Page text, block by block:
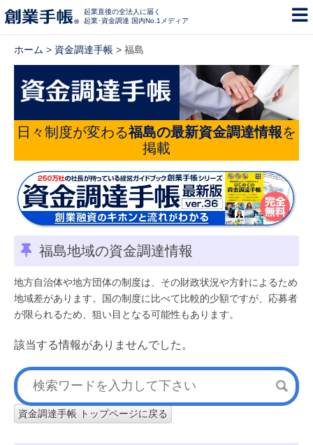
起業直後の全法人に届く
起業･資金調達 国内No.1メディア
ホーム > 資金調達手帳 > 福島
日々制度が変わる福島の最新資金調達情報を
掲載
福島地域の資金調達情報
地方自治体や地方団体の制度は、その財政状況や方針によるため
地域差があります。国の制度に比べて比較的少額ですが、応募者
が限られるため、狙い目となる可能性もあります。
該当する情報がありませんでした。
資金調達手帳 トップページに戻る